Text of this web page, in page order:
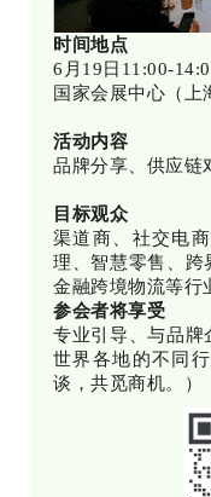
时间地点
6月19日11:00-
国家会展中心（上
活动内容
品牌分享、供应链
目标观众
渠道商、社交电
理、智慧零售、跨
金融跨境物流等行
参会者将享受
专业引导、与品牌
世界各地的不同
谈，共觅商机。）